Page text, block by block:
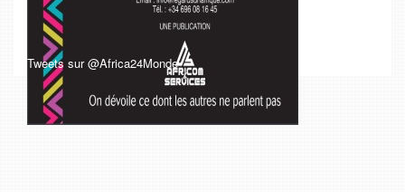
Tweets sur @Africa24Monde